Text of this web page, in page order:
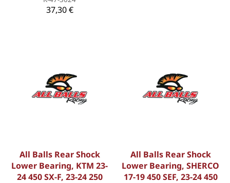
37,30 €
All Balls Rear Shock
Lower Bearing, KTM 23-
24 450 SX-F, 23-24 250
All Balls Rear Shock
Lower Bearing, SHERCO
17-19 450 SEF, 23-24 450